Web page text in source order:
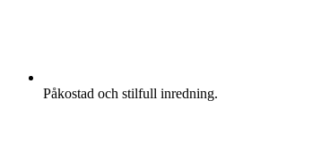
Påkostad och stilfull inredning.